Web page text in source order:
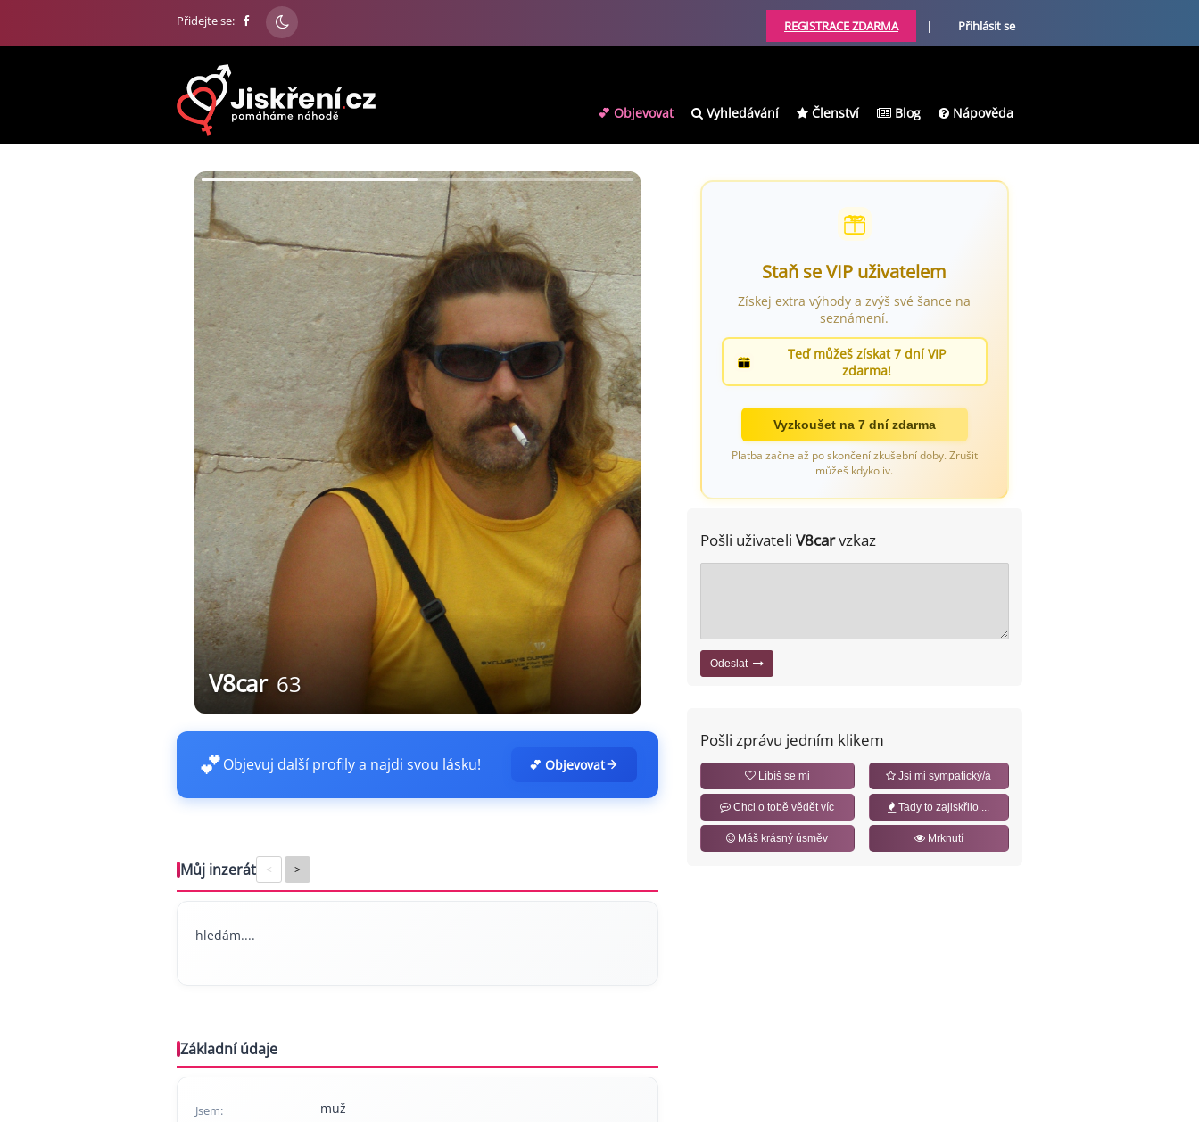
Přidejte se: REGISTRACE ZDARMA | Přihlásit se
💕 Objevovat Vyhledávání Členství Blog Nápověda
V8car 63
💕Objevuj další profily a najdi svou lásku! 💕 Objevovat
Můj inzerát < >
hledám....
Základní údaje
Jsem: muž
Staň se VIP uživatelem
Získej extra výhody a zvýš své šance na
seznámení.
Teď můžeš získat 7 dní VIP
zdarma!
Vyzkoušet na 7 dní zdarma
Platba začne až po skončení zkušební doby. Zrušit
můžeš kdykoliv.
Pošli uživateli V8carvzkaz
Odeslat
Pošli zprávu jedním klikem
Líbíš se mi Jsi mi sympatický/á
Chci o tobě vědět víc Tady to zajiskřilo ...
Máš krásný úsměv Mrknutí